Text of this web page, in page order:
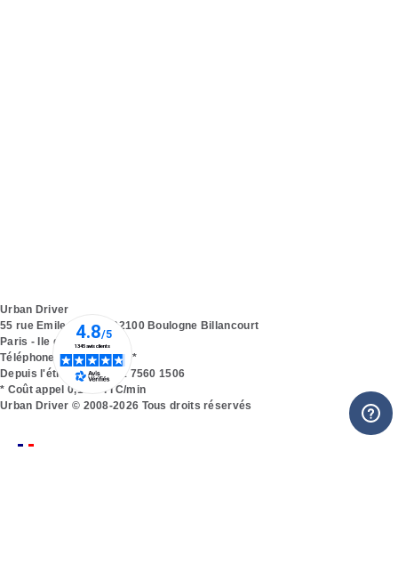
Urban Driver
55 rue Emile Landrin
92100 Boulogne Billancourt
Paris - Ile de France
Téléphone:0825 625 100*
Depuis l'étranger:+33 1 7560 1506
* Coût appel 0,15 € TTC/min
Urban Driver © 2008-2026 Tous droits réservés